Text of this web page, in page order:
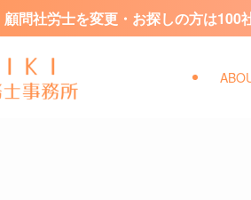
顧問社労士を変更・お探しの方は100